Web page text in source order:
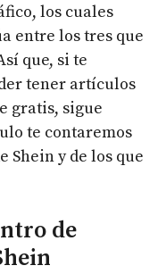
los cuales
entre los tres que
que, si te
tener artículos
gratis, sigue
te contaremos
Shein y de los que
de